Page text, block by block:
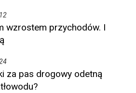
wzrostem przychodów. I
za pas drogowy odetną